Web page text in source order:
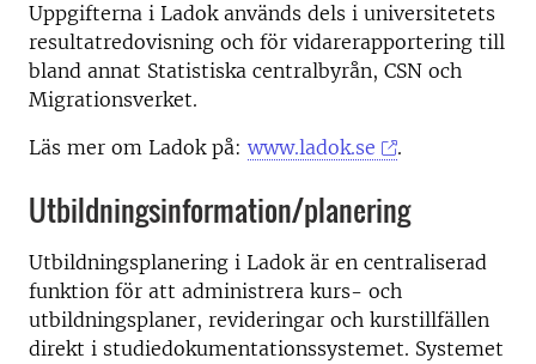
Uppgifterna i Ladok används dels i universitetets
resultatredovisning och för vidarerapportering till
bland annat Statistiska centralbyrån, CSN och
Migrationsverket.
Läs mer om Ladok på: www.ladok.se .
Utbildningsinformation/planering
Utbildningsplanering i Ladok är en centraliserad
funktion för att administrera kurs- och
utbildningsplaner, revideringar och kurstillfällen
direkt i studiedokumentationssystemet. Systemet